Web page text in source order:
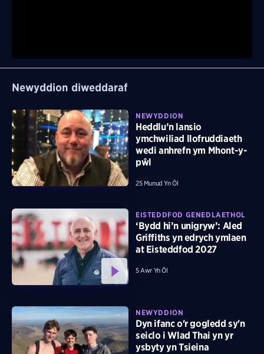
Newyddion diweddaraf
NEWYDDION
Heddlu’n lansio
ymchwiliad llofruddiaeth
wedi anhrefn ym Mhont-y-
pŵl
25 Munud Yn Ôl
EISTEDDFOD GENEDLAETHOL
‘Bydd hi’n unigryw’: Aled
Griffiths yn edrych ymlaen
at Eisteddfod 2027
5 Awr Yn Ôl
NEWYDDION
Dyn ifanc o'r gogledd sy'n
seiclo i Wlad Thai yn yr
ysbyty yn Tsieina